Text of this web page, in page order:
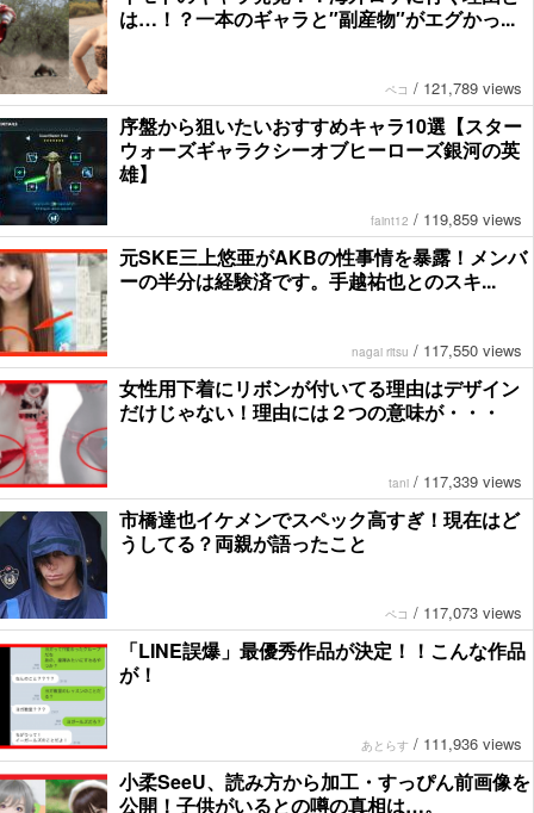
は…！？一本のギャラと″副産物″がエグかっ...
ペコ / 121,789 views
序盤から狙いたいおすすめキャラ10選【スター
ウォーズギャラクシーオブヒーローズ銀河の英
雄】
faint12 / 119,859 views
元SKE三上悠亜がAKBの性事情を暴露！メンバ
ーの半分は経験済です。手越祐也とのスキ...
nagai ritsu / 117,550 views
女性用下着にリボンが付いてる理由はデザイン
だけじゃない！理由には２つの意味が・・・
tani / 117,339 views
市橋達也イケメンでスペック高すぎ！現在はど
うしてる？両親が語ったこと
ペコ / 117,073 views
「LINE誤爆」最優秀作品が決定！！こんな作品
が！
あとらす / 111,936 views
小柔SeeU、読み方から加工・すっぴん前画像を
公開！子供がいるとの噂の真相は…。